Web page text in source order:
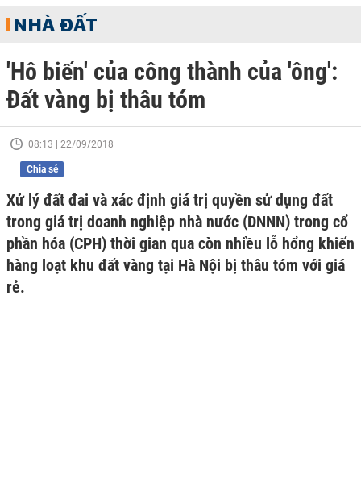
NHÀ ĐẤT
'Hô biến' của công thành của 'ông':
Đất vàng bị thâu tóm
08:13 | 22/09/2018
Chia sẻ
Xử lý đất đai và xác định giá trị quyền sử dụng đất
trong giá trị doanh nghiệp nhà nước (DNNN) trong cổ
phần hóa (CPH) thời gian qua còn nhiều lỗ hổng khiến
hàng loạt khu đất vàng tại Hà Nội bị thâu tóm với giá
rẻ.